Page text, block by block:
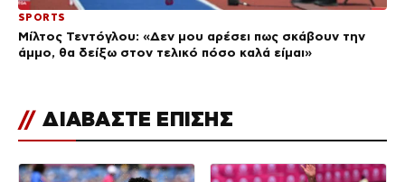
SPORTS
Μίλτος Τεντόγλου: «Δεν μου αρέσει πως σκάβουν την
άμμο, θα δείξω στον τελικό πόσο καλά είμαι»
// ΔΙΑΒΑΣΤΕ ΕΠΙΣΗΣ